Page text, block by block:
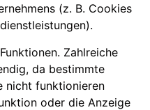
(z. B. Cookies
Zahlreiche
da bestimmte
nicht funktionieren
oder die Anzeige